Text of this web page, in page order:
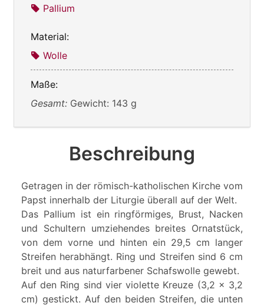
Pallium
Material:
Wolle
Maße:
Gesamt: Gewicht: 143 g
Beschreibung
Getragen in der römisch-katholischen Kirche vom
Papst innerhalb der Liturgie überall auf der Welt.
Das Pallium ist ein ringförmiges, Brust, Nacken
und Schultern umziehendes breites Ornatstück,
von dem vorne und hinten ein 29,5 cm langer
Streifen herabhängt. Ring und Streifen sind 6 cm
breit und aus naturfarbener Schafswolle gewebt.
Auf den Ring sind vier violette Kreuze (3,2 x 3,2
cm) gestickt. Auf den beiden Streifen, die unten